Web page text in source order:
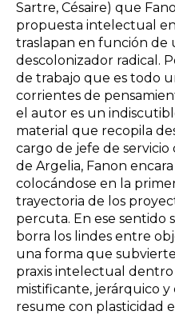
Sartre, Césaire) que
propuesta intelectual
traslapan en función de
descolonizador radical.
de trabajo que es todo
corrientes de
el autor es un
material que recopila
cargo de jefe de
de Argelia, Fanon
colocándose en la
trayectoria de los
percuta. En ese sentido
borra los lindes entre
una forma que
praxis intelectual
mistificante, jerárquico y
resume con plasticidad